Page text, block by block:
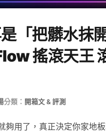
「把髒水抹
搖滾天王
分類： 開箱文 & 評測
夠用了，真正決定你家地